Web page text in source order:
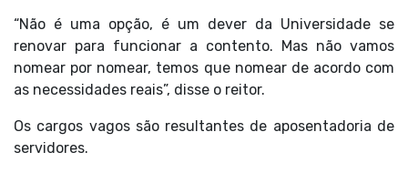
“Não é uma opção, é um dever da Universidade se
renovar para funcionar a contento. Mas não vamos
nomear por nomear, temos que nomear de acordo com
as necessidades reais”, disse o reitor.
Os cargos vagos são resultantes de aposentadoria de
servidores.